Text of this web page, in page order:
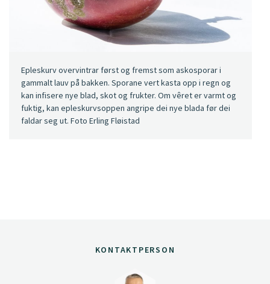
Epleskurv overvintrar først og fremst som askosporar i
gammalt lauv på bakken. Sporane vert kasta opp i regn og
kan infisere nye blad, skot og frukter. Om vêret er varmt og
fuktig, kan epleskurvsoppen angripe dei nye blada før dei
faldar seg ut. Foto Erling Fløistad
KONTAKTPERSON